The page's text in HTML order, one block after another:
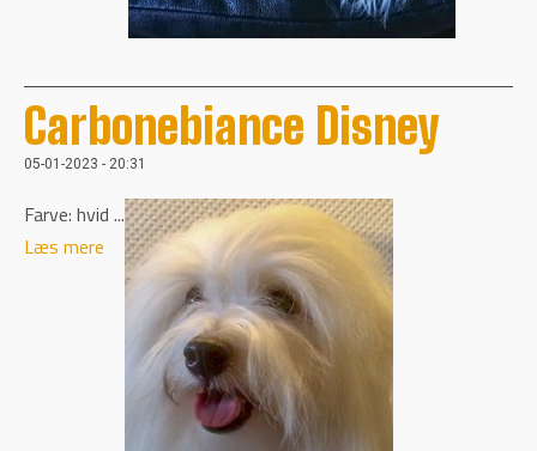
Carbonebiance Disney
05-01-2023 - 20:31
Farve: hvid ...
Læs mere